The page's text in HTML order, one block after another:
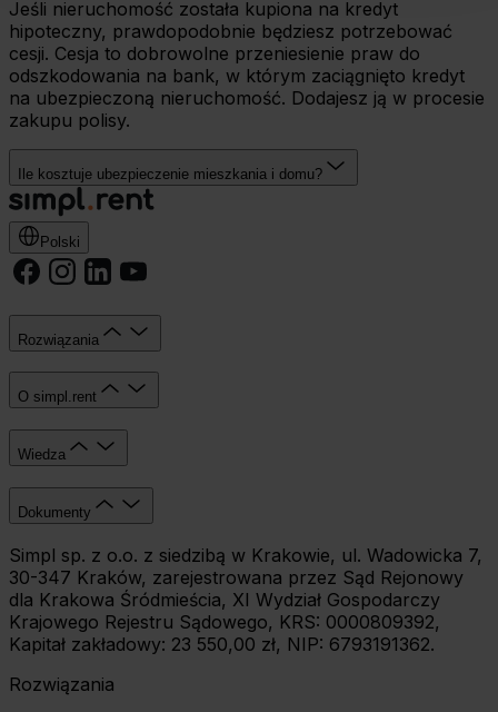
Umożliwiamy Ci dostosowanie preferencji poprzez
użycie opcji „spersonalizuj” –możesz udzielić zgód na
wykorzystanie innych niż niezbędne Cookies. Zgody
możesz zmienić lub wycofać w każdym czasie. W tym
celu
rogu na każdej z naszych podstron.
Jeśli nieruchomość została kupiona na kredyt
hipoteczny, prawdopodobnie będziesz potrzebować
cesji. Cesja to dobrowolne przeniesienie praw do
odszkodowania na bank, w którym zaciągnięto kredyt
na ubezpieczoną nieruchomość. Dodajesz ją w procesie
zakupu polisy.
Ile kosztuje ubezpieczenie mieszkania i domu?
Polski
Rozwiązania
O simpl.rent
Wiedza
Dokumenty
Simpl sp. z o.o. z siedzibą w Krakowie, ul. Wadowicka 7,
30-347 Kraków, zarejestrowana przez Sąd Rejonowy
dla Krakowa Śródmieścia, XI Wydział Gospodarczy
Krajowego Rejestru Sądowego, KRS: 0000809392,
Kapitał zakładowy: 23 550,00 zł, NIP: 6793191362.
Rozwiązania